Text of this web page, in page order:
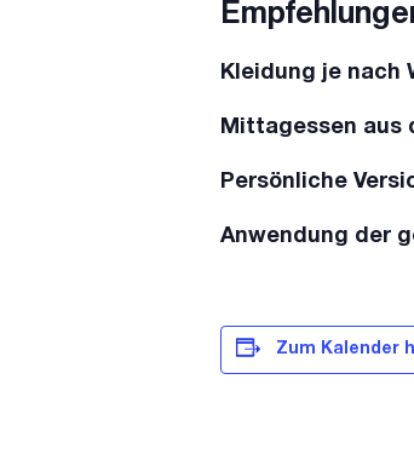
Kleidung je nach
Mittagessen aus
Persönliche
Anwendung der
Zum Kalender